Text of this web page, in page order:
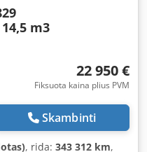
m3
22 950 €
Fiksuota kaina plius PVM
Skambinti
, rida: 343 312 km,